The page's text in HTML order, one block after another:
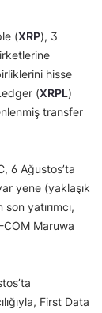
(XRP), 3
hisse
(XRPL)
transfer
6 Ağustos’ta
yene (yaklaşık
yatırımcı,
Maruwa
First Data